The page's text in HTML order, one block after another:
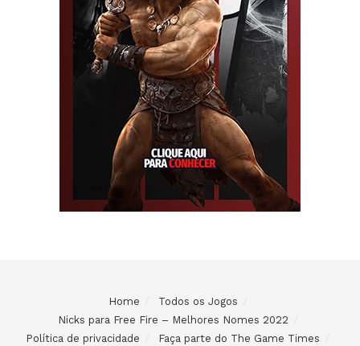
Home
Todos os Jogos
Nicks para Free Fire – Melhores Nomes 2022
Política de privacidade
Faça parte do The Game Times